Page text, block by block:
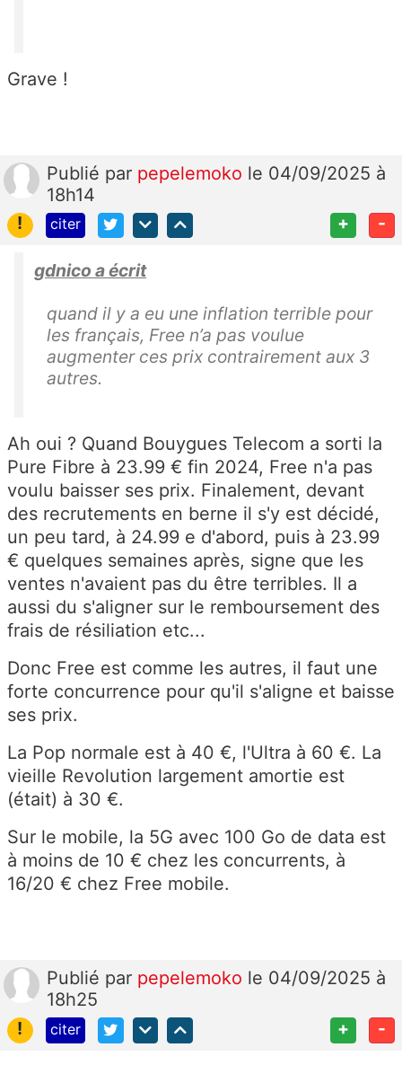
Grave !
Publié par pepelemoko le 04/09/2025 à
18h14
!
citer + -
gdnico a écrit
quand il y a eu une inflation terrible pour
les français, Free n’a pas voulue
augmenter ces prix contrairement aux 3
autres.
Ah oui ? Quand Bouygues Telecom a sorti la
Pure Fibre à 23.99 € fin 2024, Free n'a pas
voulu baisser ses prix. Finalement, devant
des recrutements en berne il s'y est décidé,
un peu tard, à 24.99 e d'abord, puis à 23.99
€ quelques semaines après, signe que les
ventes n'avaient pas du être terribles. Il a
aussi du s'aligner sur le remboursement des
frais de résiliation etc...
Donc Free est comme les autres, il faut une
forte concurrence pour qu'il s'aligne et baisse
ses prix.
La Pop normale est à 40 €, l'Ultra à 60 €. La
vieille Revolution largement amortie est
(était) à 30 €.
Sur le mobile, la 5G avec 100 Go de data est
à moins de 10 € chez les concurrents, à
16/20 € chez Free mobile.
Publié par pepelemoko le 04/09/2025 à
18h25
!
citer + -